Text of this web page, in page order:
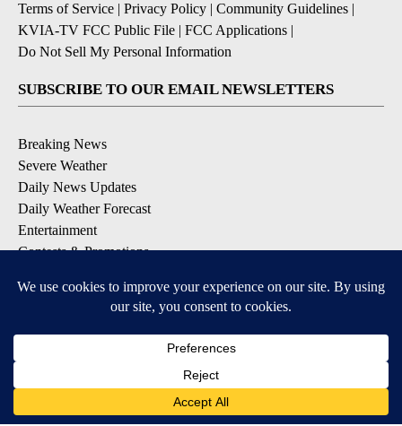
Terms of Service | Privacy Policy | Community Guidelines |
KVIA-TV FCC Public File | FCC Applications |
Do Not Sell My Personal Information
SUBSCRIBE TO OUR EMAIL NEWSLETTERS
Breaking News
Severe Weather
Daily News Updates
Daily Weather Forecast
Entertainment
Contests & Promotions
DOWNLOAD OUR APPS
Available for iOS and Android